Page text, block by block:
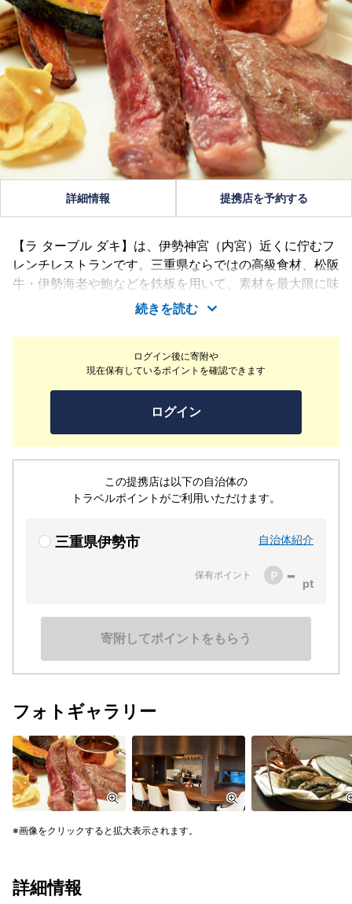
ログイン後に寄附や
現在保有しているポイントを確認できます
ログイン
この提携店は以下の自治体の
トラベルポイントがご利用いただけます。
三重県伊勢市 自治体紹介
保有ポイント -
寄附してポイントをもらう
詳細情報 提携店を予約する
【ラ ターブル ダキ】は、伊勢神宮（内宮）近くに佇むフ
レンチレストランです。三重県ならではの高級食材、松阪
牛・伊勢海老や鮑などを鉄板を用いて、素材を最大限に味
わえるフランス料理をご提供いたします。地元の方から伊
勢神宮を訪れた観光の方まで、お気軽にお越しください。
この地の最高の食材をご用意してお待ちしております。
続きを読む
フォトギャラリー
画像をクリックすると拡大表示されます。
詳細情報